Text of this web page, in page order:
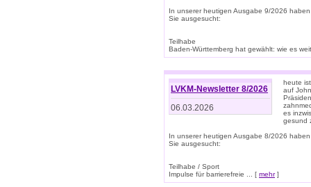
In unserer heutigen Ausgabe 9/2026
Sie ausgesucht:
Teilhabe
Baden-Württemberg hat gewählt: wie es
LVKM-Newsletter 8/2026
06.03.2026
heute
auf
es
gesund
In unserer heutigen Ausgabe 8/2026
Sie ausgesucht:
Teilhabe / Sport
Impulse für barrierefreie ... [ mehr]